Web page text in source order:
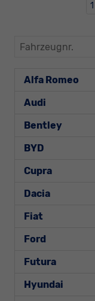
1
Fahrzeugnr.
Alfa Romeo
Audi
Bentley
BYD
Cupra
Dacia
Fiat
Ford
Futura
Hyundai